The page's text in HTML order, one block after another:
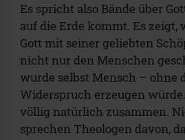
Es spricht also Bände über
auf die Erde kommt. Es zeigt,
Gott mit seiner geliebten
nicht nur den Menschen
wurde selbst Mensch – ohne
Widerspruch erzeugen
völlig natürlich zusammen.
sprechen Theologen davon,